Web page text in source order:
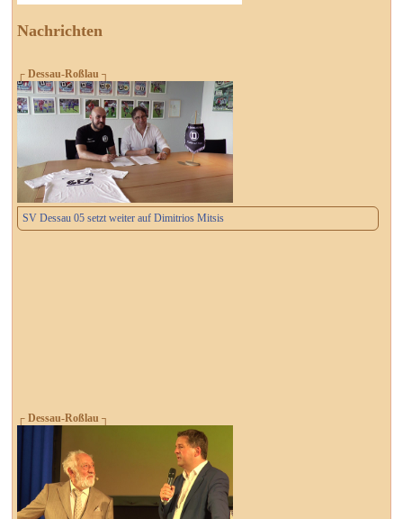
Nachrichten
┌ Dessau-Roßlau ┐
SV Dessau 05 setzt weiter auf Dimitrios Mitsis
┌ Dessau-Roßlau ┐